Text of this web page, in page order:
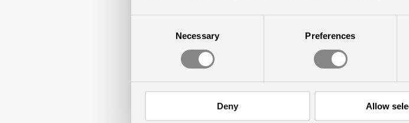
Necessary Preferences
Deny Allow
til at implementere den nye løsning og gøre